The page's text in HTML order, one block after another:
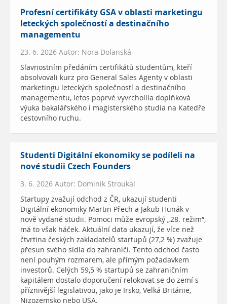
Profesní certifikáty GSA v oblasti marketingu
leteckých společností a destinačního
managementu
23. 6. 2026 Autor: Nora Dolanská
Slavnostním předáním certifikátů studentům, kteří
absolvovali kurz pro General Sales Agenty v oblasti
marketingu leteckých společností a destinačního
managementu, letos poprvé vyvrcholila doplňková
výuka bakalářského i magisterského studia na Katedře
cestovního ruchu.
Studenti Digitální ekonomiky se podíleli na
nové studii Czech Founders
3. 6. 2026 Autor: Dominik Stroukal
Startupy zvažují odchod z ČR, ukazují studenti
Digitální ekonomiky Martin Přech a Jakub Hunák v
nově vydané studii. Pomoci může evropský „28. režim“,
má to však háček. Aktuální data ukazují, že více než
čtvrtina českých zakladatelů startupů (27,2 %) zvažuje
přesun svého sídla do zahraničí. Tento odchod často
není pouhým rozmarem, ale přímým požadavkem
investorů. Celých 59,5 % startupů se zahraničním
kapitálem dostalo doporučení relokovat se do zemí s
příznivější legislativou, jako je Irsko, Velká Británie,
Nizozemsko nebo USA.